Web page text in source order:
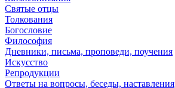
Святые отцы
Толкования
Богословие
Философия
Дневники, письма, проповеди, поучения
Искусство
Репродукции
Ответы на вопросы, беседы, наставления